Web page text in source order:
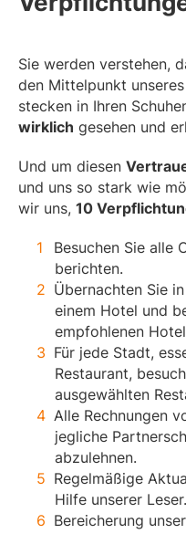
Sie werden verstehen,
den Mittelpunkt
stecken in Ihren
wirklich gesehen und
Und um diesen
und uns so stark wie
wir uns, 10
Besuchen Sie alle
berichten.
Übernachten Sie
einem Hotel und
empfohlenen
Für jede Stadt,
Restaurant,
ausgewählten
Alle Rechnungen
jegliche
abzulehnen.
Regelmäßige
Hilfe unserer Leser.
Bereicherung